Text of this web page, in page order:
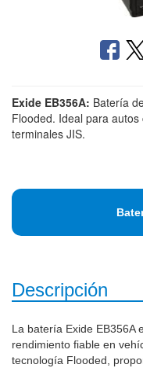
Exide EB356A: Batería
Flooded. Ideal para
terminales JIS.
Descripción
La batería Exide EB356A
rendimiento fiable en
tecnología Flooded,